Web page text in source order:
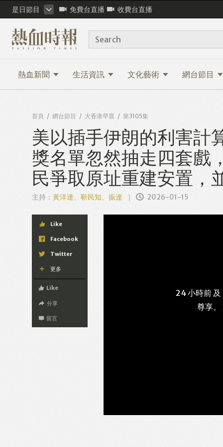
是日節目 免費台直播 收費台直播
熱血新聞 生活資訊 文化藝術 網台節目
Search
首頁 網台節目 大香港早晨 第3105集
美以插手伊朗的利害計
獎名單忽然抽走四套戲
民爭取原址重建安置，
主持： 黃洋達、靳民知、振達 2026-01-15
Like
Facebook
Twitter
更多
Like
分享
留言
24 小時前
尊享。